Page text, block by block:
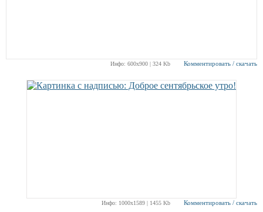
Инфо: 600х900 | 324 Kb Комментировать / скачать
Инфо: 1000х1589 | 1455 Kb Комментировать / скачать